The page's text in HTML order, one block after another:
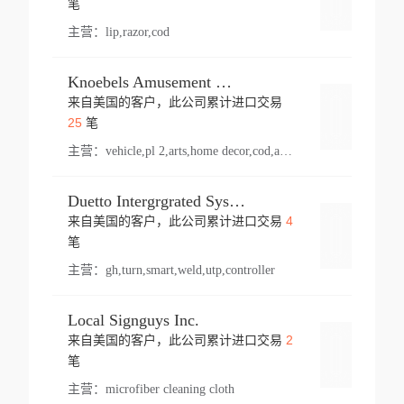
笔
主营： lip,razor,cod
Knoebels Amusement Resort
来自美国的客户，此公司累计进口交易
25笔
主营： vehicle,pl 2,arts,home decor,cod,amusement ride,sea
Duetto Intergrgrated Systems Inc.
来自美国的客户，此公司累计进口交易 4
笔
主营： gh,turn,smart,weld,utp,controller
Local Signguys Inc.
来自美国的客户，此公司累计进口交易 2
笔
主营： microfiber cleaning cloth